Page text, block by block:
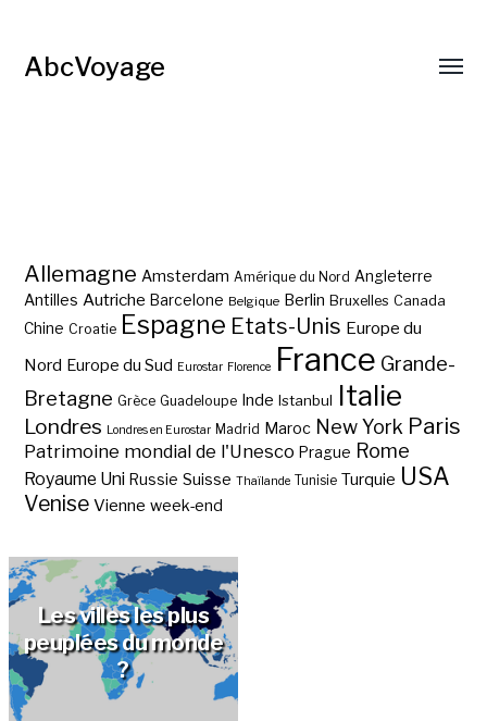
AbcVoyage
Allemagne Amsterdam Amérique du Nord Angleterre
Antilles Autriche Barcelone Belgique Berlin Bruxelles Canada
Chine Croatie Espagne Etats-Unis Europe du
Nord Europe du Sud Eurostar Florence France Grande-
Bretagne Grèce Guadeloupe Inde Istanbul Italie
Londres Londres en Eurostar Madrid Maroc New York Paris
Patrimoine mondial de l'Unesco Prague Rome
Royaume Uni Russie Suisse Thaïlande Tunisie Turquie USA
Venise Vienne week-end
Les villes les plus
peuplées du monde
?